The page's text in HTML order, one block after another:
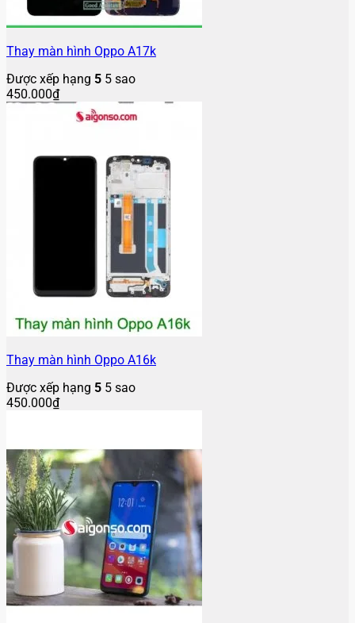
Thay màn hình Oppo A17k
Được xếp hạng 5 5 sao
450.000₫
Thay màn hình Oppo A16k
Được xếp hạng 5 5 sao
450.000₫